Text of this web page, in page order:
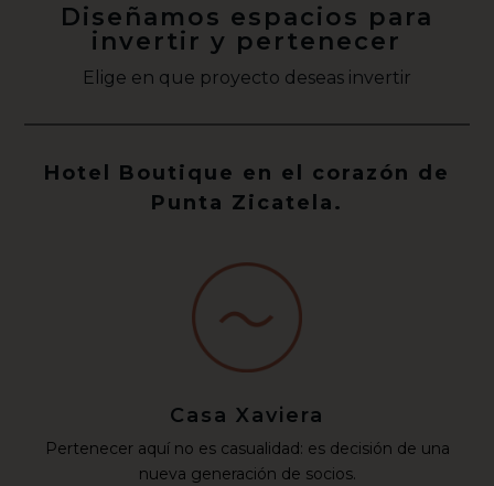
Diseñamos espacios para
invertir y pertenecer
Elige en que proyecto deseas invertir
Hotel Boutique en el corazón de
Punta Zicatela.
Casa Xaviera
Pertenecer aquí no es casualidad: es decisión de una
nueva generación de socios.